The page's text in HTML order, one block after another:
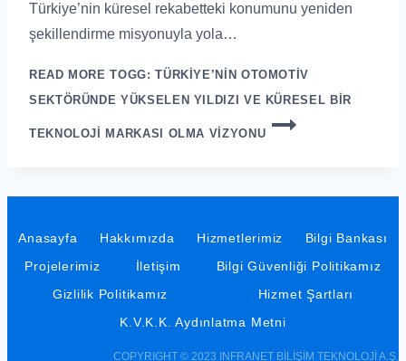
Türkiye’nin küresel rekabetteki konumunu yeniden
şekillendirme misyonuyla yola…
READ MORE TOGG: TÜRKIYE’NIN OTOMOTIV
SEKTÖRÜNDE YÜKSELEN YILDIZI VE KÜRESEL BIR
TEKNOLOJI MARKASI OLMA VIZYONU
Anasayfa Hakkımızda Hizmetlerimiz
Bilgi Bankası
Projelerimiz
İletişim
Bilgi Güvenliği Politikamız
Gizlilik Politikamız
Hizmet Şartları
K.V.K.K. Aydınlatma Metni
COPYRIGHT © 2023 INFRANET BİLİŞİM TEKNOLOJİ A.Ş.